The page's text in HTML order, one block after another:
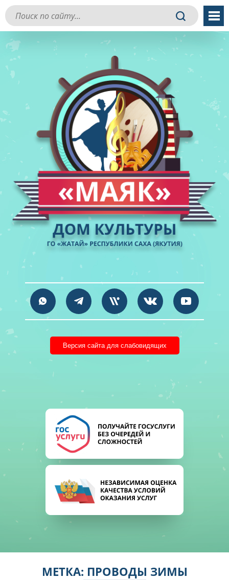
Версия сайта для слабовидящих
МЕТКА: ПРОВОДЫ ЗИМЫ